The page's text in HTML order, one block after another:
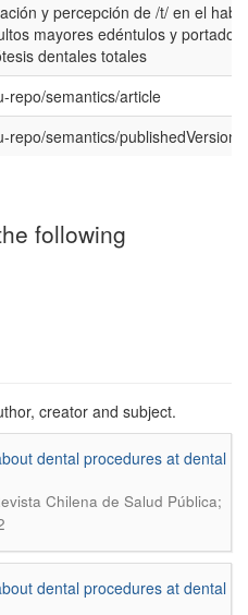
y percepción de /t/ en el habla
mayores edéntulos y
dentales totales
repo/semantics/article
repo/semantics/publishedVersion
following
creator and subject.
dental procedures at dental
Chilena de Salud Pública;
dental procedures at dental